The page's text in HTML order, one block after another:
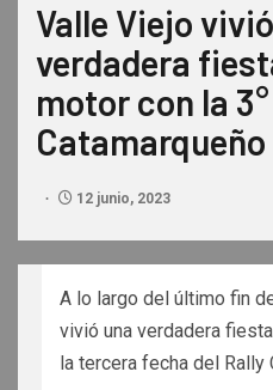
Valle Viejo
verdadera
motor con la
Catamarqueño
12 junio, 2023
A lo largo del último fin
vivió una verdadera
la tercera fecha del Rally